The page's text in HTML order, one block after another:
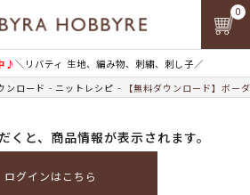
♪＼リバティ 生地、編み物、刺繍、刺し子／
0
ンロード ニットレシピ 【無料ダウンロード】ボー
くと、商品情報が表示されます。
ログインはこちら